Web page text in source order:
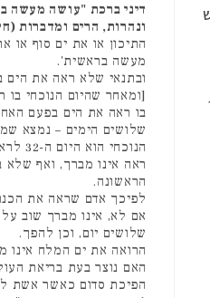
דיני ברכת "עושה מעשה
ונהרות, הרים ומדברות
התיכון או את ים סוף או
מעשה בראשית'.
ובתנאי שלא ראה את הים
[ומאחר שהיום הנוכחי בו
בו ראה את הים בפעם
שלושים הימים – נמצא
ראה אינו מברך, ואף
הראשונה.
לפיכך אדם שראה את
אם לא, אינו מברך שוב על
שלושים יום, וכן להפך.
הרואה את ים המלח אינו
האם נוצר בעת בריאת
הפיכת סדום כאשר אשת